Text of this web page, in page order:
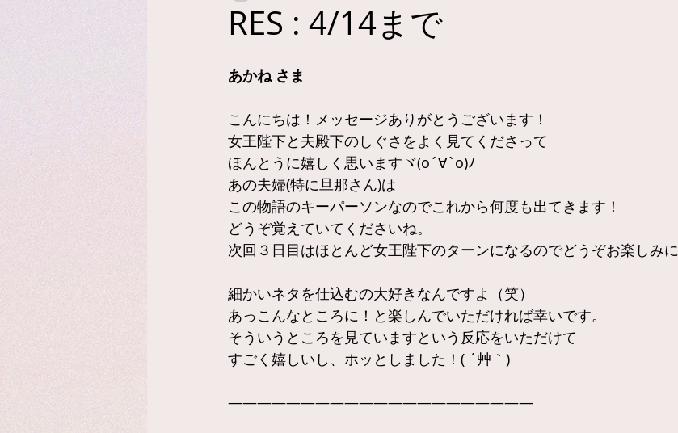
RES : 4/14まで
あかね さま
こんにちは！メッセージありがとうございます！
女王陛下と夫殿下のしぐさをよく見てくださって
ほんとうに嬉しく思いますヾ(o´∀`o)ﾉ
あの夫婦(特に旦那さん)は
この物語のキーパーソンなのでこれから何度も出てきます！
どうぞ覚えていてくださいね。
次回３日目はほとんど女王陛下のターンになるのでどうぞお楽しみに
細かいネタを仕込むの大好きなんですよ（笑）
あっこんなところに！と楽しんでいただければ幸いです。
そういうところを見ていますという反応をいただけて
すごく嬉しいし、ホッとしました！( ´艸｀)
—————————————————————